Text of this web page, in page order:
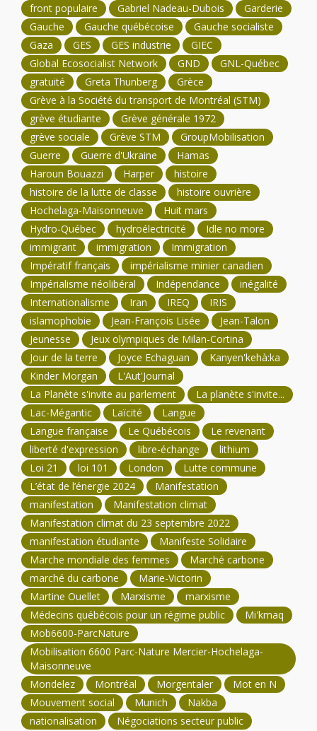
front populaire
Gabriel Nadeau-Dubois
Garderie
Gauche
Gauche québécoise
Gauche socialiste
Gaza
GES GES industrie
GIEC
Global Ecosocialist Network
GND
GNL-Québec
gratuité
Greta Thunberg
Grèce
Grève à la Société du transport de Montréal (STM)
grève étudiante
Grève générale 1972
grève sociale
Grève STM
GroupMobilisation
Guerre
Guerre d'Ukraine
Hamas
Haroun Bouazzi
Harper
histoire
histoire de la lutte de classe
histoire ouvrière
Hochelaga-Maisonneuve
Huit mars
Hydro-Québec
hydroélectricité
Idle no more
immigrant
immigration
Immigration
Impératif français
impérialisme minier canadien
Impérialisme néolibéral
Indépendance
inégalité
Internationalisme
Iran IREQ
IRIS
islamophobie
Jean-François Lisée
Jean-Talon
Jeunesse
Jeux olympiques de Milan-Cortina
Jour de la terre
Joyce Echaguan
Kanyen'kehà:ka
Kinder Morgan
L'Aut'Journal
La Planète s'invite au parlement
La planète s'invite...
Lac-Mégantic
Laïcité
Langue
Langue française
Le Québécois
Le revenant
liberté d'expression
libre-échange
lithium
Loi 21
loi 101 London
Lutte commune
L’état de l’énergie 2024
Manifestation
manifestation
Manifestation climat
Manifestation climat du 23 septembre 2022
manifestation étudiante
Manifeste Solidaire
Marche mondiale des femmes
Marché carbone
marché du carbone
Marie-Victorin
Martine Ouellet
Marxisme
marxisme
Médecins québécois pour un régime public
Mi'kmaq
Mob6600-ParcNature
Mobilisation 6600 Parc-Nature Mercier-Hochelaga-
Maisonneuve
Mondelez
Montréal Morgentaler
Mot en N
Mouvement social
Munich
Nakba
nationalisation
Négociations secteur public